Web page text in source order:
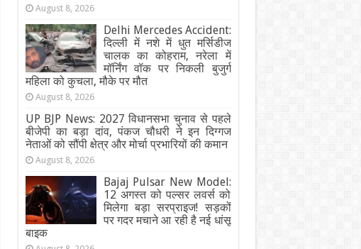
August 8, 2026
Delhi Mercedes Accident:
दिल्ली में नशे में धुत मर्सिडीज
चालक का कोहराम, नरेला में
मॉर्निंग वॉक पर निकली बुजुर्ग
महिला को कुचला, मौके पर मौत
August 8, 2026
UP BJP News: 2027 विधानसभा चुनाव से पहले
बीजेपी का बड़ा दांव, पंकज चौधरी ने इन दिग्गज
नेताओं को सौंपी क्षेत्र और मोर्चा प्रभारियों की कमान
August 8, 2026
Bajaj Pulsar New Model:
12 अगस्त को पल्सर लवर्स को
मिलेगा बड़ा सरप्राइज! सड़कों
पर गदर मचाने आ रही है नई धांसू
बाइक